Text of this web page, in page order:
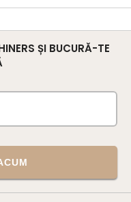
ȘI BUCURĂ-TE